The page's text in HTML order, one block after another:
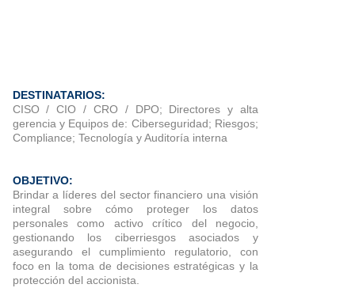
DESTINATARIOS:
CISO / CIO / CRO / DPO; Directores y alta
gerencia y Equipos de: Ciberseguridad; Riesgos;
Compliance; Tecnología y Auditoría interna
OBJETIVO:
Brindar a líderes del sector financiero una visión
integral sobre cómo proteger los datos
personales como activo crítico del negocio,
gestionando los ciberriesgos asociados y
asegurando el cumplimiento regulatorio, con
foco en la toma de decisiones estratégicas y la
protección del accionista.